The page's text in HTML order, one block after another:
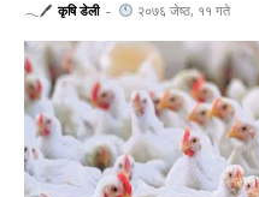
𓂃🖊 कृषि डेली - २०७६ जेष्ठ, ११ गते